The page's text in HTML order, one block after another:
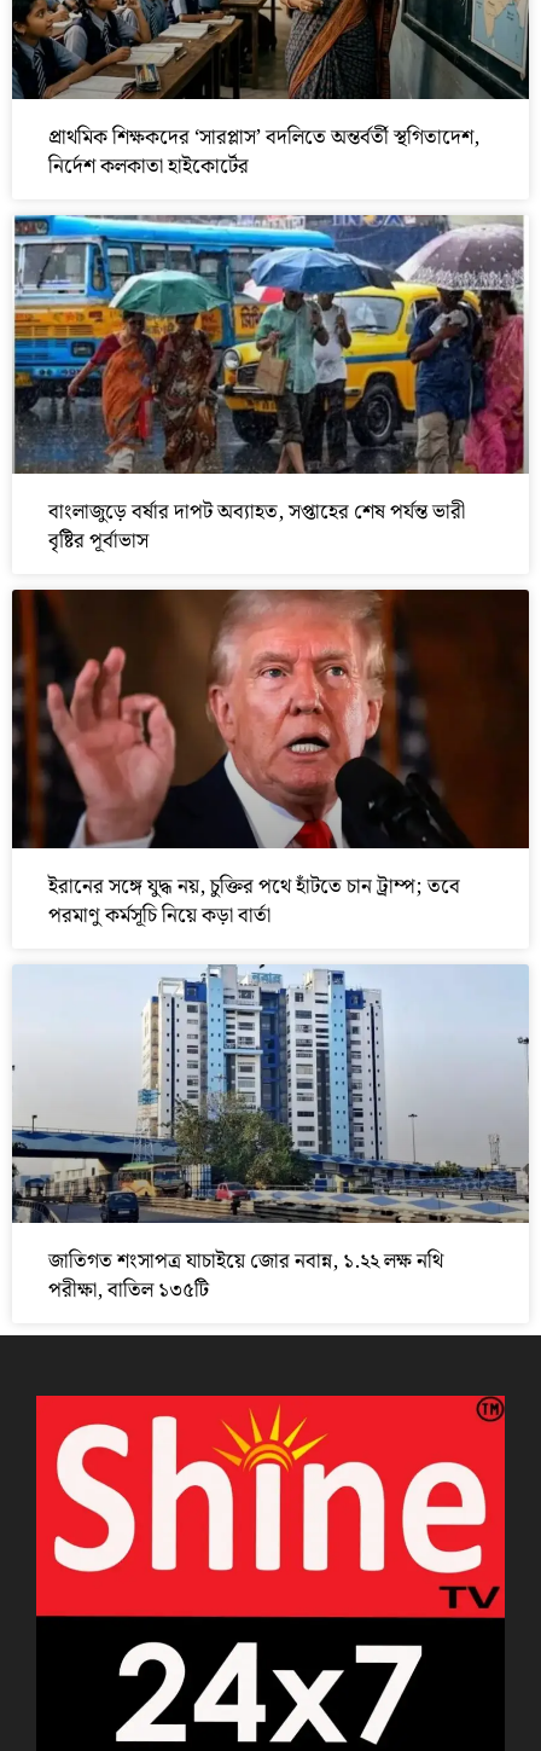
প্রাথমিক শিক্ষকদের ‘সারপ্লাস’ বদলিতে অন্তর্বর্তী স্থগিতাদেশ,
নির্দেশ কলকাতা হাইকোর্টের
বাংলাজুড়ে বর্ষার দাপট অব্যাহত, সপ্তাহের শেষ পর্যন্ত ভারী
বৃষ্টির পূর্বাভাস
ইরানের সঙ্গে যুদ্ধ নয়, চুক্তির পথে হাঁটতে চান ট্রাম্প; তবে
পরমাণু কর্মসূচি নিয়ে কড়া বার্তা
জাতিগত শংসাপত্র যাচাইয়ে জোর নবান্ন, ১.২২ লক্ষ নথি
পরীক্ষা, বাতিল ১৩৫টি